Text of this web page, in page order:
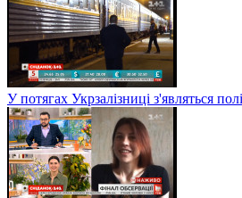
У потягах Укрзалізниці з'являться